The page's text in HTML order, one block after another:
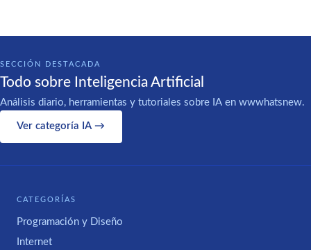
SECCIÓN DESTACADA
Todo sobre Inteligencia Artificial
Análisis diario, herramientas y tutoriales sobre IA en wwwhatsnew.
Ver categoría IA →
CATEGORÍAS
Programación y Diseño
Internet